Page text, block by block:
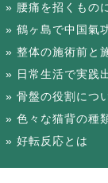
腰痛を招くもの
鶴ヶ島で中国氣
整体の施術前と
日常生活で実践
骨盤の役割につ
色々な猫背の種
好転反応とは